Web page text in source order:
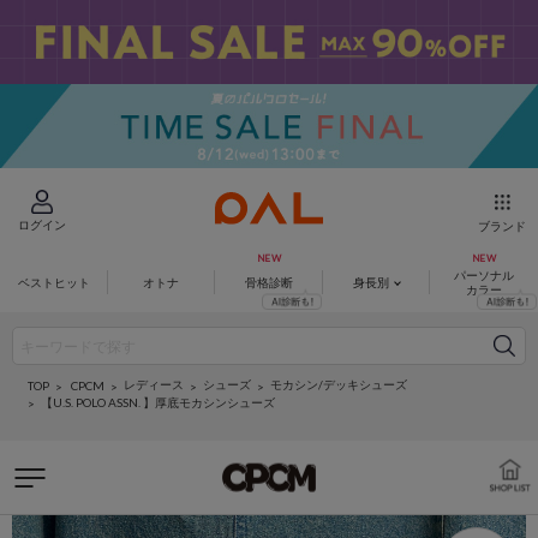
ログイン ブランド
ベストヒット オトナ 骨格診断 身長別
パーソナル
カラー
TOP CPCM レディース シューズ
モカシン/デッキシューズ
【U.S. POLO ASSN. 】厚底モカシンシューズ